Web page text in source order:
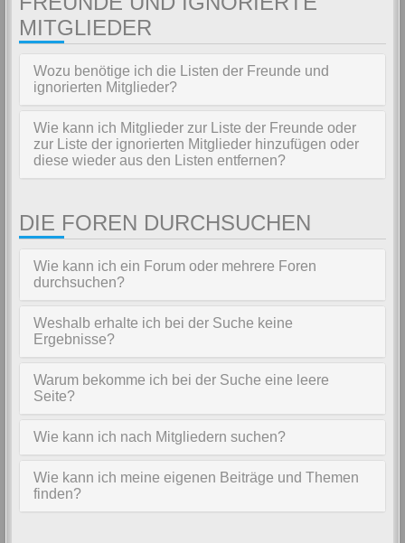
MITGLIEDER
Wozu benötige ich die Listen der Freunde und
ignorierten Mitglieder?
Wie kann ich Mitglieder zur Liste der Freunde oder
zur Liste der ignorierten Mitglieder hinzufügen oder
diese wieder aus den Listen entfernen?
DIE FOREN DURCHSUCHEN
Wie kann ich ein Forum oder mehrere Foren
durchsuchen?
Weshalb erhalte ich bei der Suche keine
Ergebnisse?
Warum bekomme ich bei der Suche eine leere
Seite?
Wie kann ich nach Mitgliedern suchen?
Wie kann ich meine eigenen Beiträge und Themen
finden?